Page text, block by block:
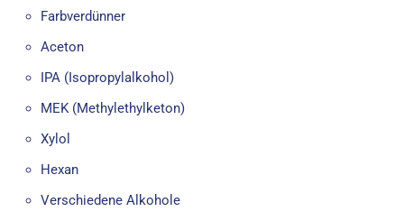
Farbverdünner
Aceton
IPA (Isopropylalkohol)
MEK (Methylethylketon)
Xylol
Hexan
Verschiedene Alkohole